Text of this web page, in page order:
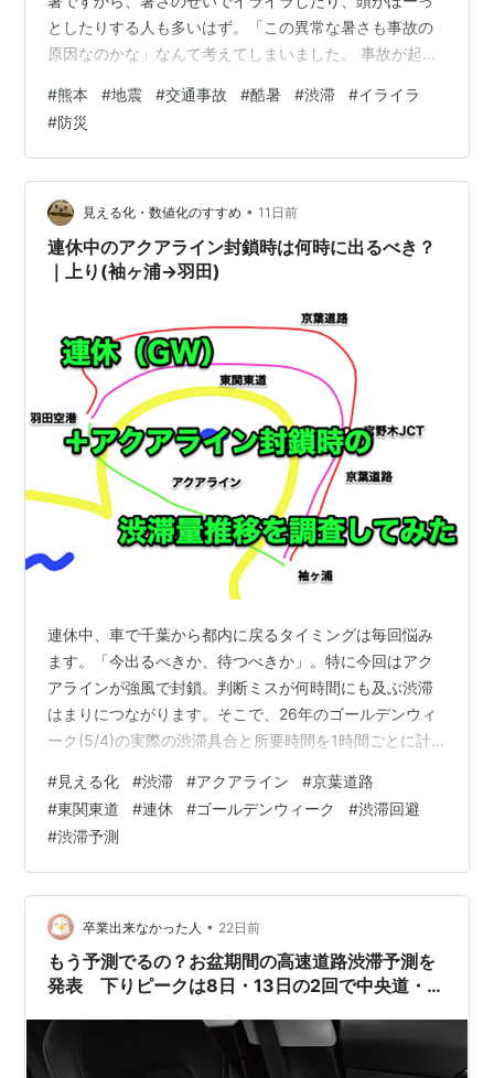
としたりする人も多いはず。「この異常な暑さも事故の
原因なのかな」なんて考えてしまいました。 事故が起き
も、「一番つらいのは事故に遭われた方やそのご家族だ
な」と我に返ると、渋滞くらいで文句を言ってはいけな
い。 そんな中、今度は熊本で震度7の大きな地震のニュ
ースが流れた。 子どもの頃を思い返すと、こんなに頻繁
に大地震はなかった気が」。最近は全国で災害が多すぎ
て、ニュースを見るたびに心のどこかで「また…
#熊本 #地震 #交通事故 #酷暑 #渋滞 #イライラ
#防災
見える化・数値化のすすめ • 11日前
連休中のアクアライン封鎖時は何時に出るべき？
｜上り(袖ヶ浦→羽田)
連休中、車で千葉から都内に戻るタイミングは毎回悩み
ます。「今出るべきか、待つべきか」。特に今回はアク
アラインが強風で封鎖。判断ミスが何時間にも及ぶ渋滞
はまりにつながります。そこで、26年のゴールデンウィ
ーク(5/4)の実際の渋滞具合と所要時間を1時間ごとに計
#見える化 #渋滞 #アクアライン #京葉道路
#東関東道 #連休 #ゴールデンウィーク #渋滞回避
#渋滞予測
卒業出来なかった人 • 22日前
もう予測でるの？お盆期間の高速道路渋滞予測を
発表 下りピークは8日・13日の2回で中央道・最
大40キロ 高速道路各社